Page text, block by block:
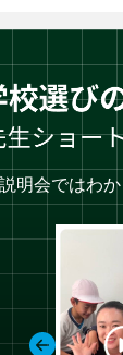
明会ではわ